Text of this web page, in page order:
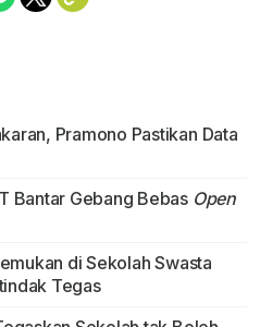
Pramono Pastikan Data
Bantar Gebang Bebas Open
di Sekolah Swasta
Tegas